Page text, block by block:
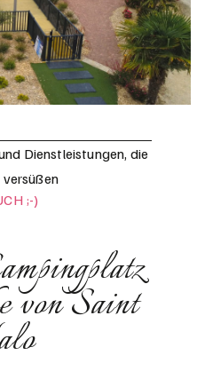
Dienstleistungen, die
;-)
von Saint